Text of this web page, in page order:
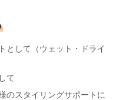
として（ウェット・ドライ
て
のスタイリングサポートに